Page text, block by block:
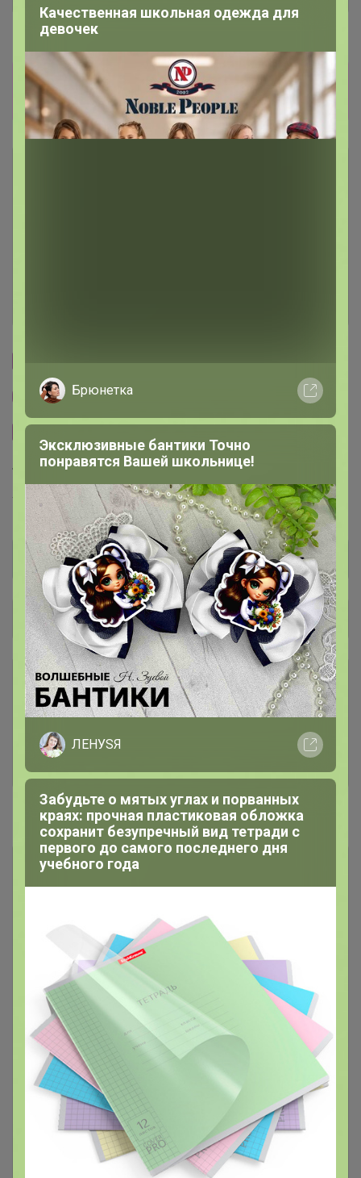
Общий каталог
Шоколадно-ореховые пасты В
НАЛИЧИИ и ПОД ЗАКАЗ
6
Кофе в капсулах и дрип-пакетах
В НАЛИЧИИ И ПОД ЗАКАЗ -
Дрипы доступны к заказу!
#1. Свежеобжаренный кофе
Кофе в наличии у организатора в
каталога она выдается сразу!
Если нужно заказ отправить
вместе с позициями под заказ -
напишите комментарий к заказу
"отправить все вместе"
Если вы заказали из этого каталога, то в счет
включается сразу и идет в ближайший развоз.
Если хотите, чтобы заказ пришел вместе с
позициями под заказ (не делить) то подпишите
комментарий к заказу "отправить вместе"
Сорта недели и Кофе по самым
вкусным ценам!
В этом каталоге кофе идет с ожиданием. Если
Новости
Призы кофе: snejanna Oxygen kru Gremory
bogv
Cтраничка организатора
Другие СП организатора Бонифаций
Торговые марки
Torrefacto™
Качественная школьная одежда для
девочек
Брюнетка
Эксклюзивные бантики Точно
понравятся Вашей школьнице!
ЛЕНУSЯ
Забудьте о мятых углах и порванных
краях: прочная пластиковая обложка
сохранит безупречный вид тетради с
первого до самого последнего дня
учебного года